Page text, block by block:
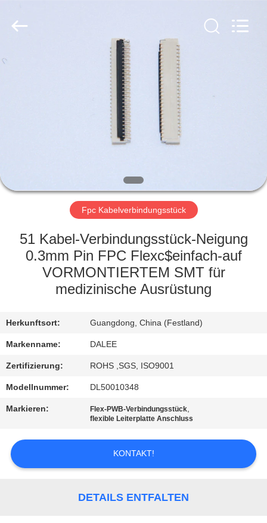
HAUS
FABRIK-
AUSFLUG
QUALITÄTSKONTROLLE
TRETEN
MIT
UNS
IN
VERBINDUNG
SIE
EIN
Ltd..
Fpc Kabelverbindungsstück
51 Kabel-Verbindungsstück-Neigung
0.3mm Pin FPC Flexc$einfach-auf
VORMONTIERTEM SMT für
medizinische Ausrüstung
Herkunftsort: Guangdong, China (Festland)
Markenname: DALEE
Zertifizierung: ROHS ,SGS, ISO9001
Modellnummer: DL50010348
Markieren: Flex-PWB-Verbindungsstück,
flexible Leiterplatte Anschluss
KONTAKT!
DETAILS ENTFALTEN